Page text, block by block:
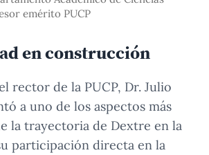
emérito PUCP
en construcción
rector de la PUCP, Dr. Julio
a uno de los aspectos más
la trayectoria de Dextre en la
participación directa en la